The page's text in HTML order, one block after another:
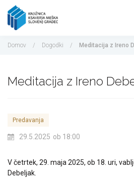
Pojdi
do
vsebine
Domov / Dogodki / Meditacija z Ireno
Meditacija z Ireno
Predavanja
29.5.2025 ob 18:00
V četrtek, 29. maja 2025, ob 18. uri,
Debeljak.